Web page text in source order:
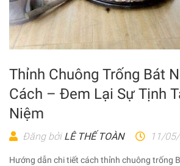
Thỉnh Chuông Trống Bát
Cách – Đem Lại Sự Tịnh
Niệm
Đăng bởi LÊ THẾ TOÀN 11/
Hướng dẫn chi tiết cách thỉnh chuông trống